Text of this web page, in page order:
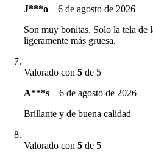
J***o– 6 de agosto de 2026
Son muy bonitas. Solo la tela de
ligeramente más gruesa.
Valorado con5 de 5
A***s– 6 de agosto de 2026
Brillante y de buena calidad
Valorado con5 de 5